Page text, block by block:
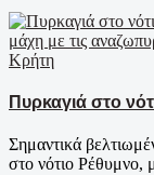
Κρήτη
Πυρκαγιά στο
Σημαντικά
στο νότιο Ρέθυμνο,